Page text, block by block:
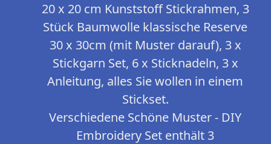
20 x 20 cm Kunststoff Stickrahmen, 3
Stück Baumwolle klassische Reserve
30 x 30cm (mit Muster darauf), 3 x
Stickgarn Set, 6 x Sticknadeln, 3 x
Anleitung, alles Sie wollen in einem
Stickset.
Verschiedene Schöne Muster - DIY
Embroidery Set enthält 3